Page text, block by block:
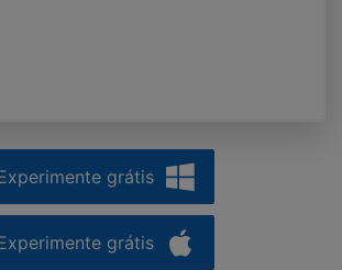
grátis
grátis